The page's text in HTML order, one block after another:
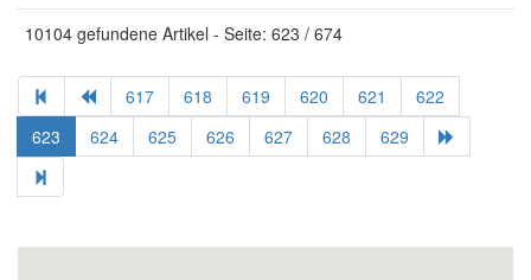
10104 gefundene Artikel - Seite: 623 / 674
617 618 619 620 621
622
623
624 625 626 627 628 629